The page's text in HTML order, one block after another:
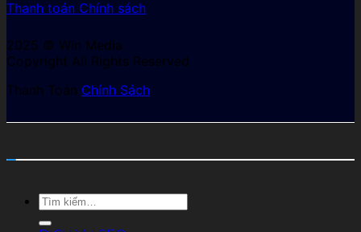
Thanh toán Chính sách
2025 © Win Media
Copyright All Rights Reserved
Thanh Toán Chính Sách
Tìm